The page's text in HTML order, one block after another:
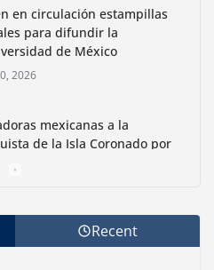
en circulación estampillas
para difundir la
de México
2026
mexicanas a la
de la Isla Coronado por
y Humane World
tráfico de aves
Recent